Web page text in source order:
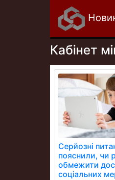
Кабінет
Серйозні
пояснили, чи
обмежити
соціальних